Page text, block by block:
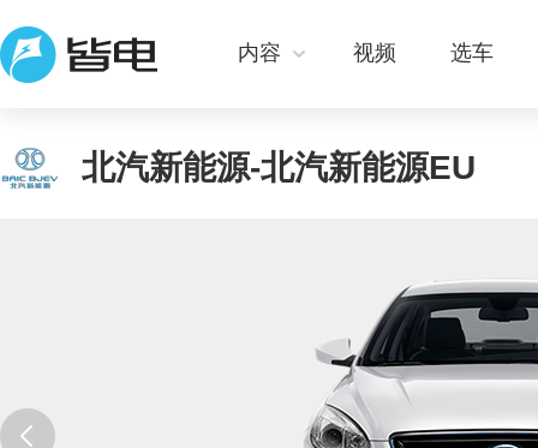
内容 视频 选车
北汽新能源-北汽新能源EU